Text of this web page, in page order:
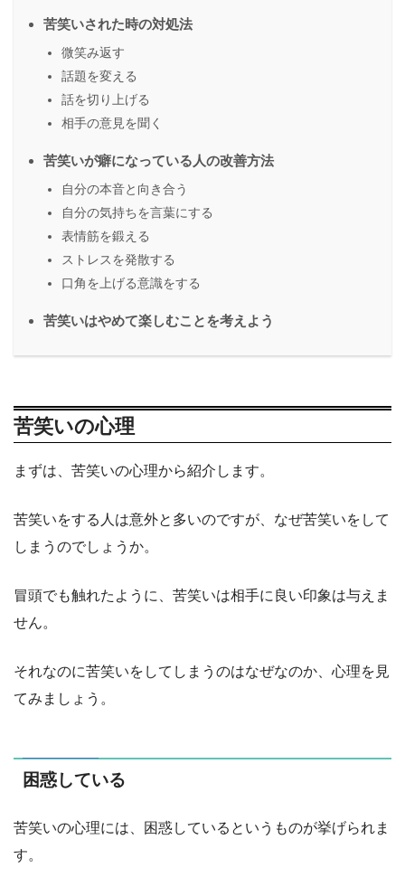
苦笑いされた時の対処法
微笑み返す
話題を変える
話を切り上げる
相手の意見を聞く
苦笑いが癖になっている人の改善方法
自分の本音と向き合う
自分の気持ちを言葉にする
表情筋を鍛える
ストレスを発散する
口角を上げる意識をする
苦笑いはやめて楽しむことを考えよう
苦笑いの心理
まずは、苦笑いの心理から紹介します。
苦笑いをする人は意外と多いのですが、なぜ苦笑いをして
しまうのでしょうか。
冒頭でも触れたように、苦笑いは相手に良い印象は与えま
せん。
それなのに苦笑いをしてしまうのはなぜなのか、心理を見
てみましょう。
困惑している
苦笑いの心理には、困惑しているというものが挙げられま
す。